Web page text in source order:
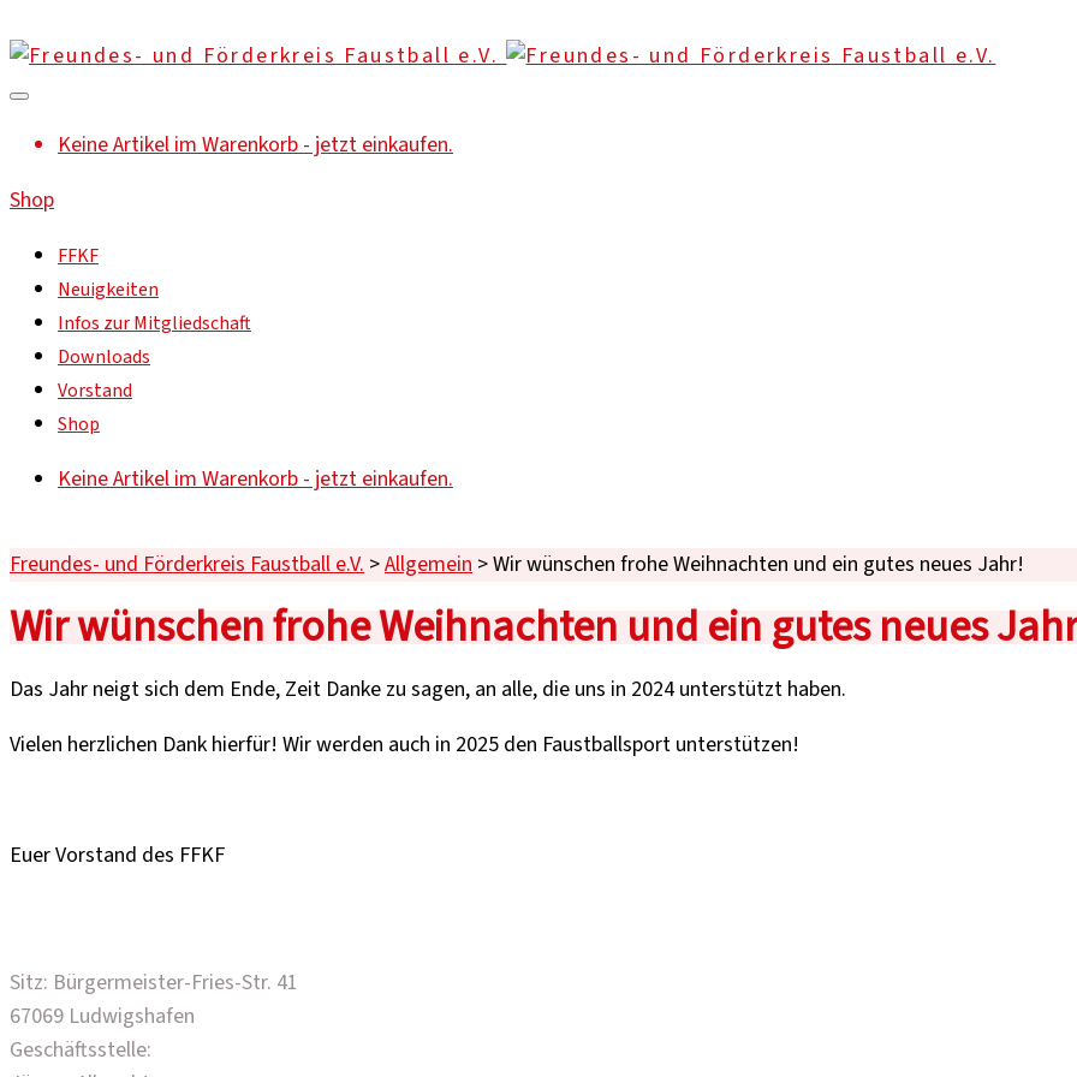
Keine Artikel im Warenkorb - jetzt einkaufen.
Shop
FFKF
Neuigkeiten
Infos zur Mitgliedschaft
Downloads
Vorstand
Shop
Keine Artikel im Warenkorb - jetzt einkaufen.
Freundes- und Förderkreis Faustball e.V. >Allgemein >Wir wünschen frohe Weihnachten und ein gutes neues Jahr!
Wir wünschen frohe Weihnachten und ein gutes neues
Das Jahr neigt sich dem Ende, Zeit Danke zu sagen, an alle, die uns in 2024 unterstützt haben.
Vielen herzlichen Dank hierfür! Wir werden auch in 2025 den Faustballsport unterstützen!
Euer Vorstand des FFKF
Sitz: Bürgermeister-Fries-Str. 41
67069 Ludwigshafen
Geschäftsstelle: